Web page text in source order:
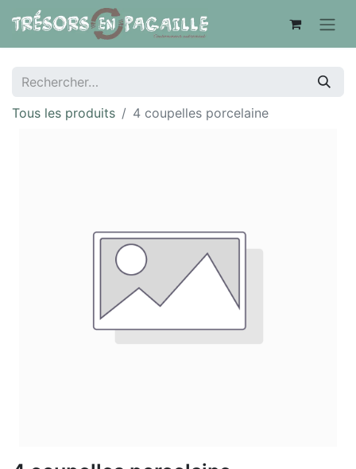
Tous les produits 4 coupelles porcelaine